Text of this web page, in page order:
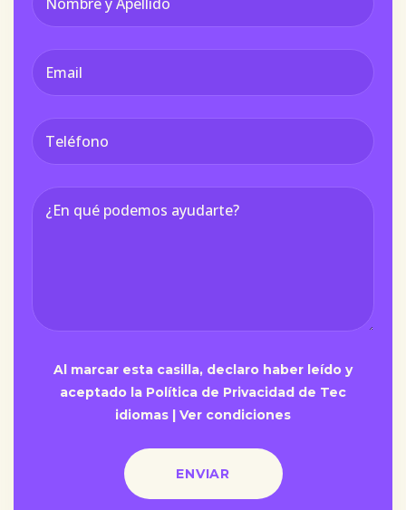
Al marcar esta casilla, declaro haber leído y
aceptado la Política de Privacidad de Tec
idiomas | Ver condiciones